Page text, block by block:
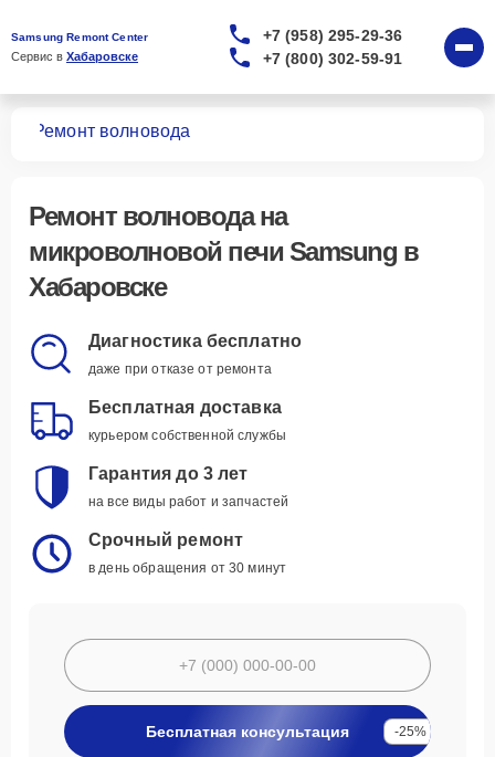
Samsung Remont Center
Сервис в Хабаровске
+7 (958) 295-29-36
+7 (800) 302-59-91
Ремонт волновода
Ремонт волноводана
микроволновой печи Samsung в
Хабаровске
Диагностика бесплатно
даже при отказе от ремонта
Бесплатная доставка
курьером собственной службы
Гарантия до 3 лет
на все виды работ и запчастей
Срочный ремонт
в день обращения от 30 минут
Бесплатная консультация -25%